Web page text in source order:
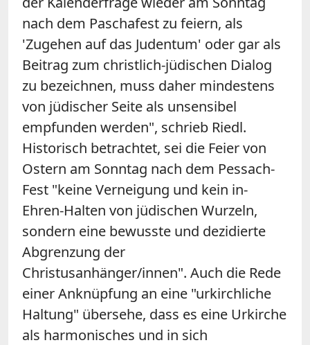
nach dem Paschafest zu feiern, als
'Zugehen auf das Judentum' oder gar als
Beitrag zum christlich-jüdischen Dialog
zu bezeichnen, muss daher mindestens
von jüdischer Seite als unsensibel
empfunden werden", schrieb Riedl.
Historisch betrachtet, sei die Feier von
Ostern am Sonntag nach dem Pessach-
Fest "keine Verneigung und kein in-
Ehren-Halten von jüdischen Wurzeln,
sondern eine bewusste und dezidierte
Abgrenzung der
Christusanhänger/innen". Auch die Rede
einer Anknüpfung an eine "urkirchliche
Haltung" übersehe, dass es eine Urkirche
als harmonisches und in sich